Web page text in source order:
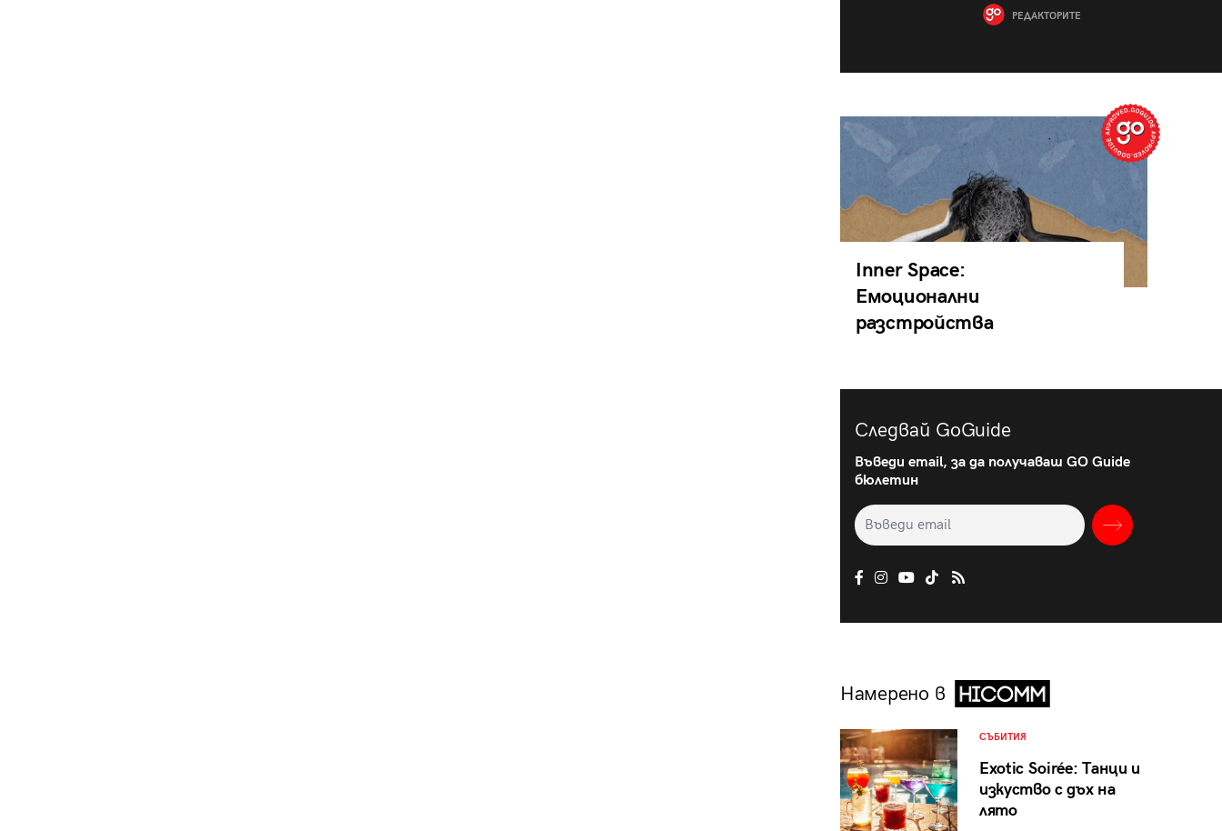
РЕДАКТОРИТЕ
Inner Space:
Емоционални
разстройства
Следвай GoGuide
Въведи email, за да получаваш GO Guide
бюлетин
Намерено в
СЪБИТИЯ
Exotic Soirée: Танци и
изкуство с дъх на
лято